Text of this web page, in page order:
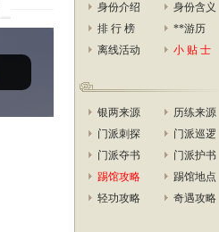
身份介绍
身份含义
排 行 榜
**游历
离线活动
小 贴 士
银两来源
历练来源
门派刺探
门派巡逻
门派夺书
门派护书
踢馆攻略
踢馆地点
轻功攻略
奇遇攻略